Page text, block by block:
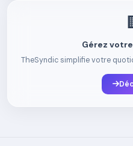
Gérez
TheSyndic simplifie votre